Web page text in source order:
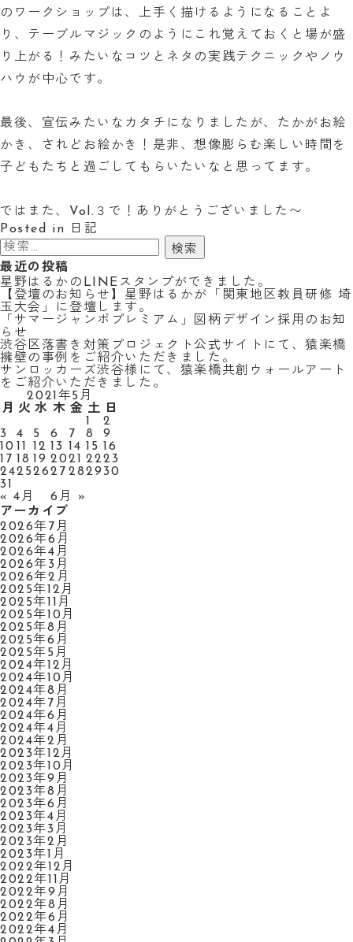
のワークショップは、上手く描けるようになることよ
り、テーブルマジックのようにこれ覚えておくと場が盛
り上がる！みたいなコツとネタの実践テクニックやノウ
ハウが中心です。
最後、宣伝みたいなカタチになりましたが、たかがお絵
かき、されどお絵かき！是非、想像膨らむ楽しい時間を
子どもたちと過ごしてもらいたいなと思ってます。
ではまた、Vol.３で！ありがとうございました〜
Posted in
日記
検
索:
最近の投稿
星野はるかのLINEスタンプができました。
【登壇のお知らせ】星野はるかが「関東地区教員研修 埼
玉大会」に登壇します。
「サマージャンボプレミアム」図柄デザイン採用のお知
らせ
渋谷区落書き対策プロジェクト公式サイトにて、猿楽橋
擁壁の事例をご紹介いただきました。
サンロッカーズ渋谷様にて、猿楽橋共創ウォールアート
をご紹介いただきました。
2021年5月
月 火 水 木 金 土 日
1
2
3
4 5 6 7 8
9
10 11 12 13 14 15 16
17 18 19 2021 2223
24252627 282930
31
« 4月
6月 »
アーカイブ
2026年7月
2026年6月
2026年4月
2026年3月
2026年2月
2025年12月
2025年11月
2025年10月
2025年8月
2025年6月
2025年5月
2024年12月
2024年10月
2024年8月
2024年7月
2024年6月
2024年4月
2024年2月
2023年12月
2023年10月
2023年9月
2023年8月
2023年6月
2023年4月
2023年3月
2023年2月
2023年1月
2022年12月
2022年11月
2022年9月
2022年8月
2022年6月
2022年4月